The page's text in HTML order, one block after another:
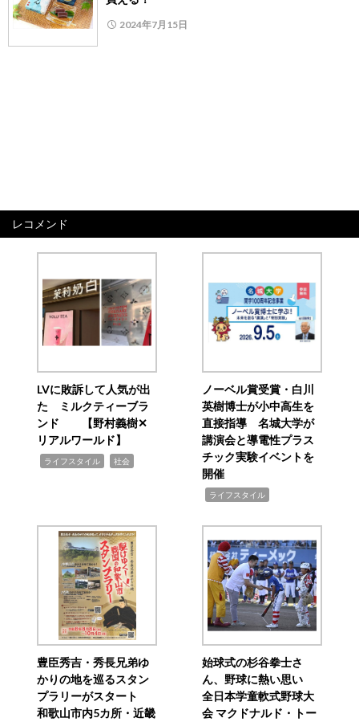
2024年7月15日
レコメンド
LVに敗訴して人気が出
た ミルクティーブラ
ンド 【野村義樹✕
リアルワールド】
ライフスタイル 社会
ノーベル賞受賞・白川
英樹博士が小中高生を
直接指導 名城大学が
講演会と導電性プラス
チック実験イベントを
開催
ライフスタイル
豊臣秀吉・秀長兄弟ゆ
かりの地を巡るスタン
プラリーがスタート
和歌山市内5カ所・近畿
始球式の杉谷拳士さ
ん、野球に熱い思い
全日本学童軟式野球大
会 マクドナルド・トー